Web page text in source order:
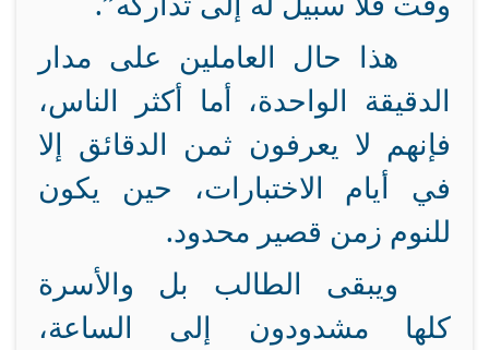
هذا حال العاملين على مدار
الدقيقة الواحدة، أما أكثر الناس،
فإنهم لا يعرفون ثمن الدقائق إلا
في أيام الاختبارات، حين يكون
للنوم زمن قصير محدود.
ويبقى الطالب بل والأسرة
كلها مشدودون إلى الساعة،